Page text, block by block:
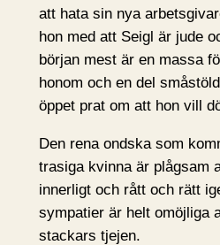
att hata sin nya
hon med att Seigl är jude
början mest är en massa
honom och en del
öppet prat om att hon vill
Den rena ondska som
trasiga kvinna är plågsam
innerligt och rått och rätt
sympatier är helt omöjliga
stackars tjejen.